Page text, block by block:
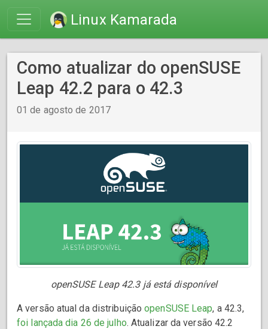
Linux Kamarada
Como atualizar do openSUSE
Leap 42.2 para o 42.3
01 de agosto de 2017
openSUSE Leap 42.3 já está disponível
A versão atual da distribuiçãoopenSUSE Leap, a 42.3,
foi lançada dia 26 de julho. Atualizar da versão 42.2